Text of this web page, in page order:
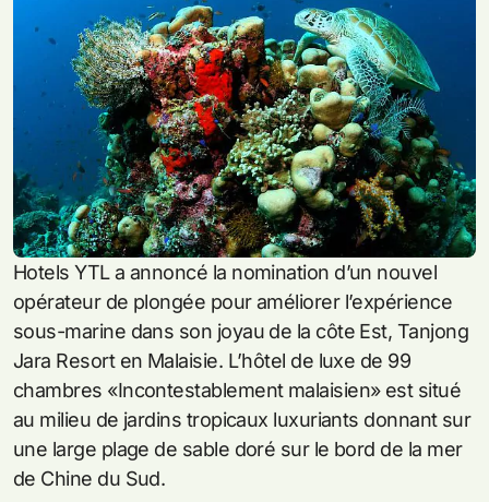
Hotels YTL a annoncé la nomination d’un nouvel
opérateur de plongée pour améliorer l’expérience
sous-marine dans son joyau de la côte Est, Tanjong
Jara Resort en Malaisie. L’hôtel de luxe de 99
chambres «Incontestablement malaisien» est situé
au milieu de jardins tropicaux luxuriants donnant sur
une large plage de sable doré sur le bord de la mer
de Chine du Sud.